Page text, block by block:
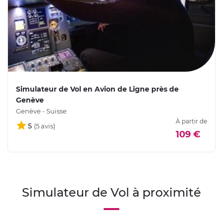
Simulateur de Vol en Avion de Ligne près de
Genève
Genève - Suisse
5
À partir de
109 €
Simulateur de Vol à proximité